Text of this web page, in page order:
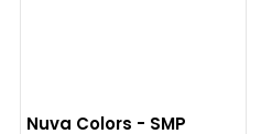
Nuva Colors - SMP